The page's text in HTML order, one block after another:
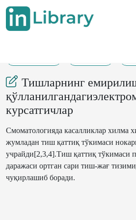
Тишларнинг
курсатгичлар
Смоматологияда касалликлар хилма
жумладан тиш қаттиқ тўкимаси
учрайди[2,3,4].Тиш қаттиқ тўкимаси
даражаси ортган сари тиш-жағ
чуқирлашиб боради.